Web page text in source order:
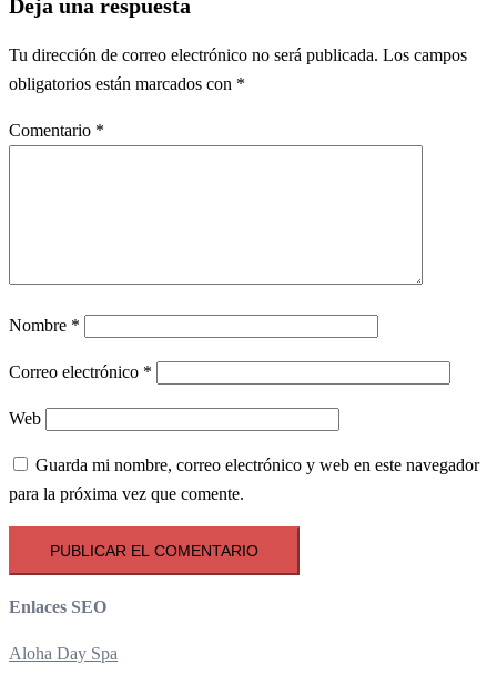
Deja una respuesta
Tu dirección de correo electrónico no será publicada. Los campos
obligatorios están marcados con *
Comentario *
Nombre *
Correo electrónico *
Web
Guarda mi nombre, correo electrónico y web en este navegador
para la próxima vez que comente.
Enlaces SEO
Aloha Day Spa